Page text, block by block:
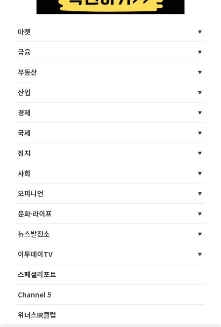
마켓
금융
부동산
산업
경제
국제
정치
사회
오피니언
문화·라이프
뉴스발전소
이투데이TV
스페셜리포트
Channel 5
위너스IR클럽